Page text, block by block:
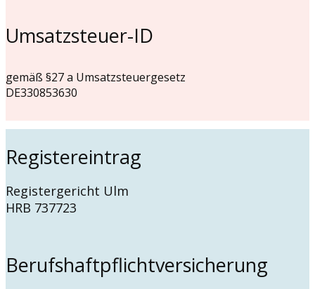
Umsatzsteuer-ID
gemäß §27 a Umsatzsteuergesetz
DE330853630
Registereintrag
Registergericht Ulm
HRB 737723
Berufshaftpflichtversicherung